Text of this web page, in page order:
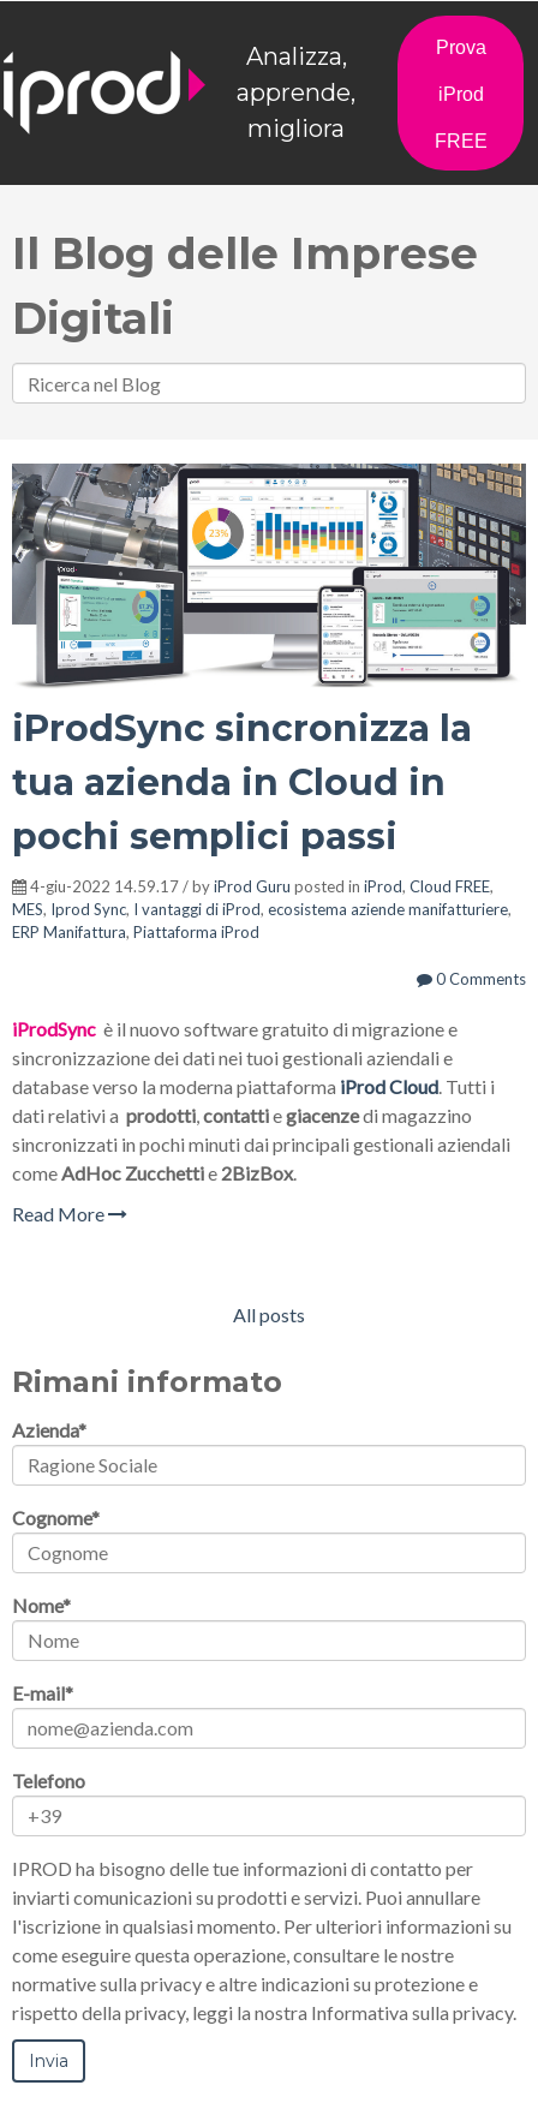
Analizza,
apprende,
migliora
Prova
iProd
FREE
Il Blog delle Imprese
Digitali
iProdSync sincronizza la
tua azienda in Cloud in
pochi semplici passi
4-giu-2022 14.59.17 / byiProd Guru posted in iProd, Cloud FREE,
MES, Iprod Sync, I vantaggi di iProd, ecosistema aziende manifatturiere,
ERP Manifattura, Piattaforma iProd
0 Comments
iProdSync è il nuovo software gratuito di migrazione e
sincronizzazione dei dati nei tuoi gestionali aziendali e
database verso la moderna piattaforma iProd Cloud. Tutti i
dati relativi a prodotti,contattiegiacenzedi magazzino
sincronizzati in pochi minuti dai principali gestionali aziendali
comeAdHoc Zucchettie 2BizBox.
Read More
All posts
Rimani informato
Azienda*
Cognome*
Nome*
E-mail*
Telefono
IPROD ha bisogno delle tue informazioni di contatto per
inviarti comunicazioni su prodotti e servizi. Puoi annullare
l'iscrizione in qualsiasi momento. Per ulteriori informazioni su
come eseguire questa operazione, consultare le nostre
normative sulla privacy e altre indicazioni su protezione e
rispetto della privacy, leggi la nostra Informativa sulla privacy.